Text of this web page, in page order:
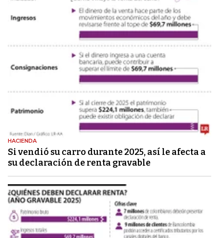
HACIENDA
Si vendió su carro durante 2025, así le afecta a
su declaración de renta gravable